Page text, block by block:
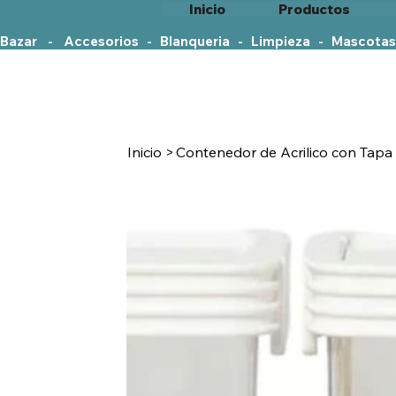
Inicio Productos
Bazar    -    Accesorios   -   Blanqueria   -   Limpieza   -
Inicio > Contenedor de Acrilico con Tapa